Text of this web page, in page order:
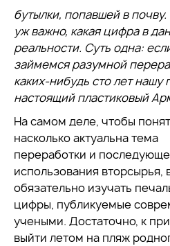
бутылки, попавшей в
уж важно, какая цифра в
реальности. Суть одна:
займемся разумной
каких-нибудь сто лет нашу
настоящий пластиковый
На самом деле, чтобы
насколько актуальна тема
переработки и
использования вторсырья,
обязательно изучать
цифры, публикуемые
учеными. Достаточно, к
выйти летом на пляж